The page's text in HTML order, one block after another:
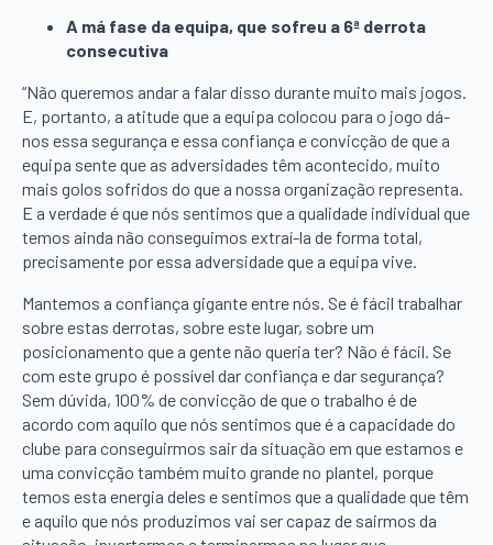
A má fase da equipa, que sofreu a 6ª derrota
consecutiva
“Não queremos andar a falar disso durante muito mais jogos.
E, portanto, a atitude que a equipa colocou para o jogo dá-
nos essa segurança e essa confiança e convicção de que a
equipa sente que as adversidades têm acontecido, muito
mais golos sofridos do que a nossa organização representa.
E a verdade é que nós sentimos que a qualidade individual que
temos ainda não conseguimos extraí-la de forma total,
precisamente por essa adversidade que a equipa vive.
Mantemos a confiança gigante entre nós. Se é fácil trabalhar
sobre estas derrotas, sobre este lugar, sobre um
posicionamento que a gente não queria ter? Não é fácil. Se
com este grupo é possível dar confiança e dar segurança?
Sem dúvida, 100% de convicção de que o trabalho é de
acordo com aquilo que nós sentimos que é a capacidade do
clube para conseguirmos sair da situação em que estamos e
uma convicção também muito grande no plantel, porque
temos esta energia deles e sentimos que a qualidade que têm
e aquilo que nós produzimos vai ser capaz de sairmos da